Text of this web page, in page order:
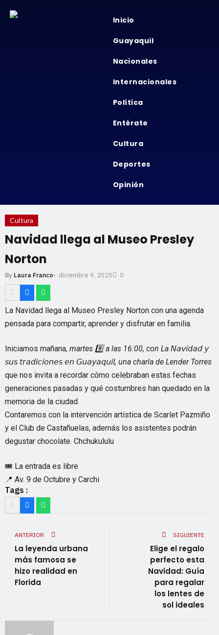
Inicio
Guayaquil
Nacionales
Internacionales
Política
Entérate
Cultura
Deportes
Opinión
Cultura
Navidad llega al Museo Presley
Norton
By Laura Franco- diciembre 9, 2025 0
La Navidad llega al Museo Presley Norton con una agenda
pensada para compartir, aprender y disfrutar en familia.
Iniciamos mañana, martes 9️⃣ a las 16:00, con La 𝘕𝘢𝘷𝘪𝘥𝘢𝘥 𝘺
𝘴𝘶𝘴 𝘵𝘳𝘢𝘥𝘪𝘤𝘪𝘰𝘯𝘦𝘴 𝘦𝘯 𝘎𝘶𝘢𝘺𝘢𝘲𝘶𝘪𝘭, una charla de Lender Torres
que nos invita a recordar cómo celebraban estas fechas
generaciones pasadas y qué costumbres han quedado en la
memoria de la ciudad.
Contaremos con la intervención artística de Scarlet Pazmiño
y el Club de Castañuelas, además los asistentes podrán
degustar chocolate. Chchukululu
🎟️ La entrada es libre
📍 Av. 9 de Octubre y Carchi
Tags :
ANTERIOR
La leyenda urbana
más famosa se
hizo realidad en
Florida
SIGUIENTE
Elige el regalo
perfecto esta
Navidad: Guía
para regalar
los lentes de
sol ideales